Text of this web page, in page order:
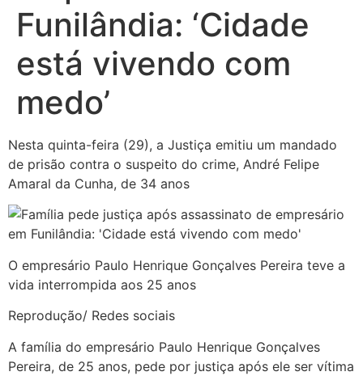
Funilândia: ‘Cidade
está vivendo com
medo’
Nesta quinta-feira (29), a Justiça emitiu um mandado
de prisão contra o suspeito do crime, André Felipe
Amaral da Cunha, de 34 anos
O empresário Paulo Henrique Gonçalves Pereira teve a
vida interrompida aos 25 anos
Reprodução/ Redes sociais
A família do empresário Paulo Henrique Gonçalves
Pereira, de 25 anos, pede por justiça após ele ser vítima